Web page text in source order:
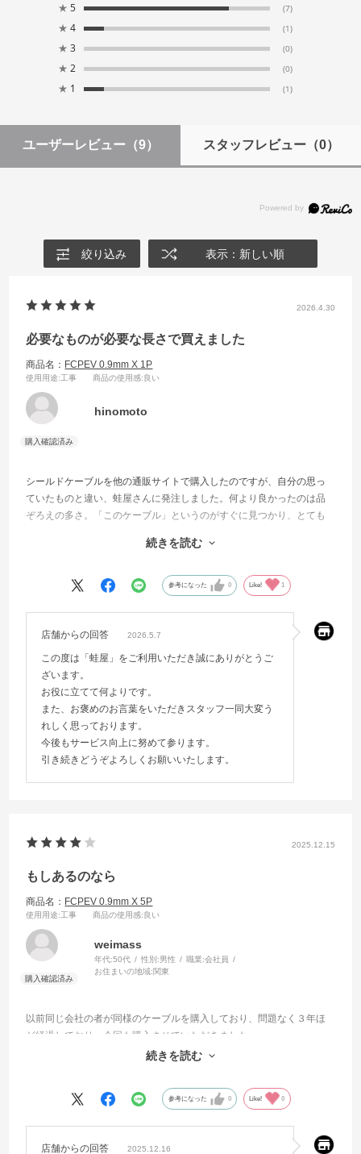
★ 5 (7)
★ 4 (1)
★ 3 (0)
★ 2 (0)
★ 1 (1)
ユーザーレビュー （9） スタッフレビュー（0）
絞り込み 表示：新しい順
2026.4.30
必要なものが必要な長さで買えました
商品名： FCPEV 0.9mm X 1P
使用用途:工事 商品の使用感:良い
hinomoto
シールドケーブルを他の通販サイトで購入したのですが、自分の思っ
ていたものと違い、蛙屋さんに発注しました。何より良かったのは品
ぞろえの多さ。「このケーブル」というのがすぐに見つかり、とても
ケーブルが必要になったら次は迷わず蛙屋さんで探そうと思いまし
続きを読む
参考になった 0 Like! 1
店舗からの回答 2026.5.7
この度は「蛙屋」をご利用いただき誠にありがとうご
ざいます。
お役に立てて何よりです。
また、お褒めのお言葉をいただきスタッフ一同大変う
れしく思っております。
今後もサービス向上に努めて参ります。
引き続きどうぞよろしくお願いいたします。
2025.12.15
もしあるのなら
商品名： FCPEV 0.9mm X 5P
使用用途:工事 商品の使用感:良い
weimass
年代:50代 性別:男性 職業:会社員
お住まいの地域:関東
以前同じ会社の者が同様のケーブルを購入しており、問題なく３年ほ
ど経過しており、今回も購入させていただきました。
素人でよくわかっていないのですが、線心部が単心でなく複心の商品
続きを読む
参考になった 0 Like! 0
店舗からの回答 2025.12.16